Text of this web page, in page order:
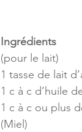
Ingrédients
(pour le lait)
1 tasse de lait
1 c à c d’huile
1 c à c ou plus
(Miel)